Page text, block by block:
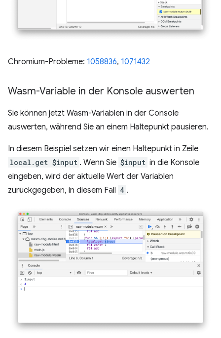
Chromium-Probleme: 1058836, 1071432
Wasm-Variable in der Konsole auswerten
Sie können jetzt Wasm-Variablen in der Console
auswerten, während Sie an einem Haltepunkt pausieren.
In diesem Beispiel setzen wir einen Haltepunkt in Zeile
local.get $input . Wenn Sie $input in die Konsole
eingeben, wird der aktuelle Wert der Variablen
zurückgegeben, in diesem Fall 4 .